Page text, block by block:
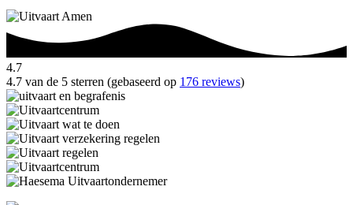
4.7
4.7 van de 5 sterren (gebaseerd op 176 reviews)